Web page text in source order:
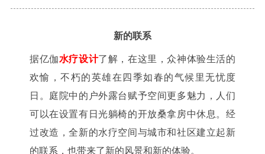
新的联系
据亿伽水疗设计了解，在这里，众神体验生活的
欢愉，不朽的英雄在四季如春的气候里无忧度
日。庭院中的户外露台赋予空间更多魅力，人们
可以在设置有日光躺椅的开放桑拿房中休息。经
过改造，全新的水疗空间与城市和社区建立起新
的联系，也带来了新的风景和新的体验。